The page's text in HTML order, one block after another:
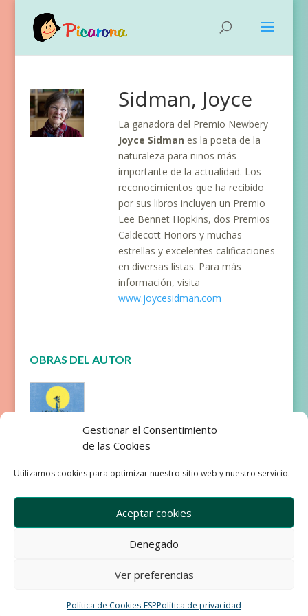
Gestionar el Consentimiento
de las Cookies
Utilizamos cookies para optimizar nuestro sitio web y nuestro servicio.
Aceptar cookies
Denegado
Ver preferencias
Política de Cookies-ESPPolítica de privacidad
Sidman, Joyce
La ganadora del Premio Newbery
Joyce Sidman es la poeta de la
naturaleza para niños más
importante de la actualidad. Los
reconocimientos que ha recibido
por sus libros incluyen un Premio
Lee Bennet Hopkins, dos Premios
Caldecott Honors y muchas
estrellas y excelentes calificaciones
en diversas listas. Para más
información, visita
www.joycesidman.com
OBRAS DEL AUTOR
Aviso Legal
Condiciones de Venta